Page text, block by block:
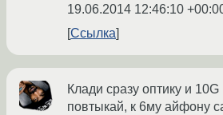
19.06.2014 12:46:10
Ссылка
Клади сразу оптику и
повтыкай, к 6му айфону